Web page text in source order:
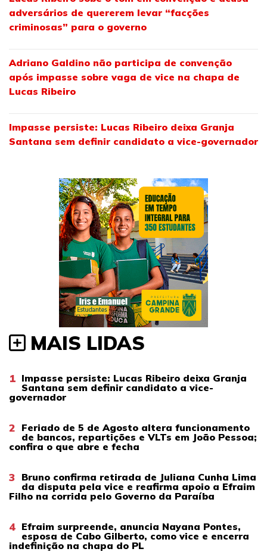
adversários de quererem levar “facções
criminosas” para o governo
Adriano Galdino não participa de convenção
após impasse sobre vaga de vice na chapa de
Lucas Ribeiro
Impasse persiste: Lucas Ribeiro deixa Granja
Santana sem definir candidato a vice-governador
MAIS LIDAS
1 Impasse persiste: Lucas Ribeiro deixa Granja
Santana sem definir candidato a vice-
governador
2 Feriado de 5 de Agosto altera funcionamento
de bancos, repartições e VLTs em João Pessoa;
confira o que abre e fecha
3 Bruno confirma retirada de Juliana Cunha Lima
da disputa pela vice e reafirma apoio a Efraim
Filho na corrida pelo Governo da Paraíba
4 Efraim surpreende, anuncia Nayana Pontes,
esposa de Cabo Gilberto, como vice e encerra
indefinição na chapa do PL